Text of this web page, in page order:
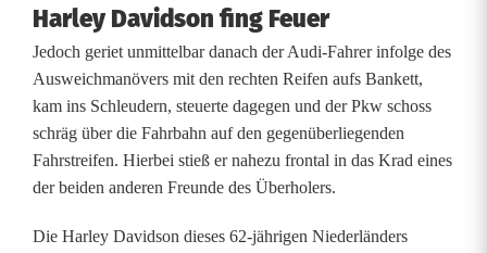
o
r
r
a
d
f
Harley Davidson fing Feuer
Jedoch geriet unmittelbar danach der Audi-Fahrer infolge des
Ausweichmanövers mit den rechten Reifen aufs Bankett,
kam ins Schleudern, steuerte dagegen und der Pkw schoss
schräg über die Fahrbahn auf den gegenüberliegenden
Fahrstreifen. Hierbei stieß er nahezu frontal in das Krad eines
der beiden anderen Freunde des Überholers.
Die Harley Davidson dieses 62-jährigen Niederländers